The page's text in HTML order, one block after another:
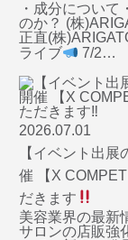
・成分につい
のか？ (株
正直(株
ライブ
7/2…
2026.07.01
【イベント出
催 【X
だきます
美容業界の最新
サロンの店販強